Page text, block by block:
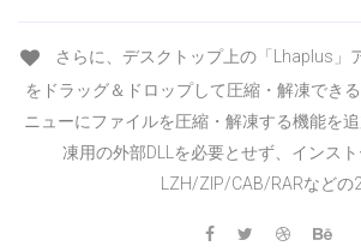
さらに、デスクトップ上の「Lhaplus」
をドラッグ＆ドロップして圧縮・解凍でき
ニューにファイルを圧縮・解凍する機能を
凍用の外部DLLを必要とせず、インス
LZH/ZIP/CAB/RARなどの